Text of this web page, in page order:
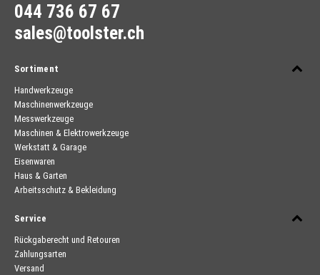
044 736 67 67
sales@toolster.ch
Sortiment
Handwerkzeuge
Maschinenwerkzeuge
Messwerkzeuge
Maschinen & Elektrowerkzeuge
Werkstatt & Garage
Eisenwaren
Haus & Garten
Arbeitsschutz & Bekleidung
Service
Rückgaberecht und Retouren
Zahlungsarten
Versand